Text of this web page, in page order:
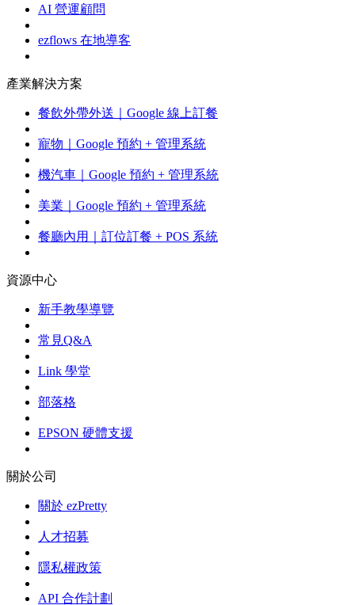
AI 營運顧問
ezflows 在地導客
產業解決方案
餐飲外帶外送｜Google 線上訂餐
寵物｜Google 預約 + 管理系統
機汽車｜Google 預約 + 管理系統
美業｜Google 預約 + 管理系統
餐廳內用｜訂位訂餐 + POS 系統
資源中心
新手教學導覽
常見Q&A
Link 學堂
部落格
EPSON 硬體支援
關於公司
關於 ezPretty
人才招募
隱私權政策
API 合作計劃